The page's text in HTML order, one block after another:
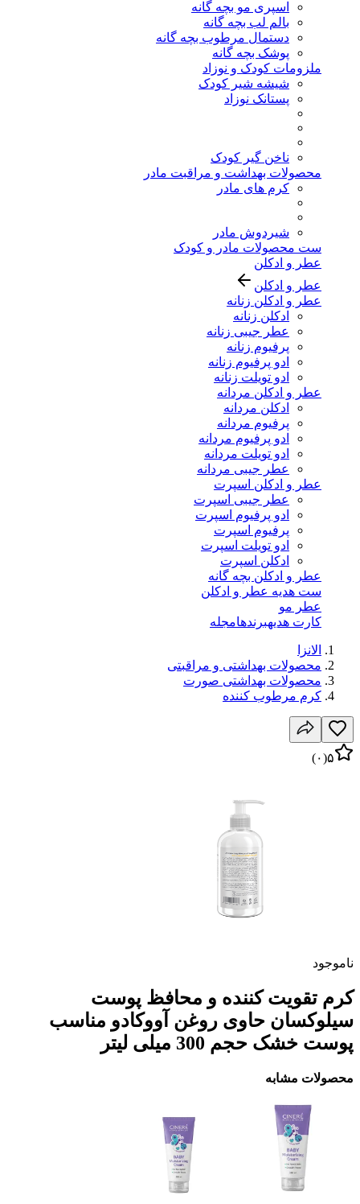
اسپری مو بچه گانه
بالم لب بچه گانه
دستمال مرطوب بچه گانه
پوشک بچه گانه
ملزومات کودک و نوزاد
شیشه شیر کودک
پستانک نوزاد
ناخن گیر کودک
محصولات بهداشت و مراقبت مادر
کرم های مادر
شیردوش مادر
ست محصولات مادر و کودک
عطر و ادکلن
عطر و ادکلن
عطر و ادکلن زنانه
ادکلن زنانه
عطر جیبی زنانه
پرفیوم زنانه
ادو پرفیوم زنانه
ادو تویلت زنانه
عطر و ادکلن مردانه
ادکلن مردانه
پرفیوم مردانه
ادو پرفیوم مردانه
ادو تویلت مردانه
عطر جیبی مردانه
عطر و ادکلن اسپرت
عطر جیبی اسپرت
ادو پرفیوم اسپرت
پرفیوم اسپرت
ادو تویلت اسپرت
ادکلن اسپرت
عطر و ادکلن بچه گانه
ست هدیه عطر و ادکلن
عطر مو
کارت هدیهبرندهامجله
الانزا
محصولات بهداشتی و مراقبتی
محصولات بهداشتی صورت
کرم مرطوب کننده
۵(۰)
ناموجود
کرم تقویت کننده و محافظ پوست
سیلوکسان حاوی روغن آووکادو مناسب
پوست خشک حجم 300 میلی لیتر
محصولات مشابه